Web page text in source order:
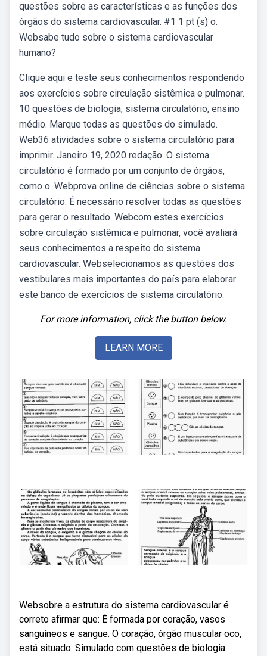
questões sobre as características e as funções dos
órgãos do sistema cardiovascular. #1 1 pt (s) o.
Websabe tudo sobre o sistema cardiovascular
humano?
Clique aqui e teste seus conhecimentos respondendo
aos exercícios sobre circulação sistêmica e pulmonar.
10 questões de biologia, sistema circulatório, ensino
médio. Marque todas as questões do simulado.
Web36 atividades sobre o sistema circulatório para
imprimir. Janeiro 19, 2020 redação. O sistema
circulatório é formado por um conjunto de órgãos,
como o. Webprova online de ciências sobre o sistema
circulatório. É necessário resolver todas as questões
para gerar o resultado. Webcom estes exercícios
sobre circulação sistêmica e pulmonar, você avaliará
seus conhecimentos a respeito do sistema
cardiovascular. Webselecionamos as questões dos
vestibulares mais importantes do país para elaborar
este banco de exercícios de sistema circulatório.
For more information, click the button below.
LEARN MORE
Websobre a estrutura do sistema cardiovascular é
correto afirmar que: É formada por coração, vasos
sanguíneos e sangue. O coração, órgão muscular oco,
está situado. Simulado com questões de biologia